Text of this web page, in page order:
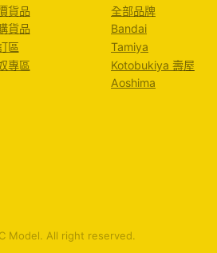
貨品
貨品
區
專區
全部品牌
Bandai
Tamiya
Kotobukiya 壽屋
Aoshima
Model. All right reserved.